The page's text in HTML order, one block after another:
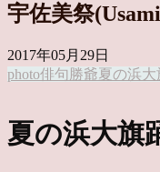
宇佐美祭
2017年05月29日
photo俳句 勝爺夏の浜大
夏の浜大旗